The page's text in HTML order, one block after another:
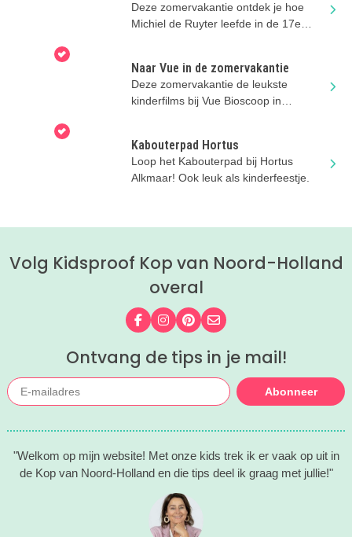
Deze zomervakantie ontdek je hoe
Michiel de Ruyter leefde in de 17e
Naar Vue in de zomervakantie
Deze zomervakantie de leukste
kinderfilms bij Vue Bioscoop in
Kabouterpad Hortus
Loop het Kabouterpad bij Hortus
Alkmaar! Ook leuk als kinderfeestje.
Volg Kidsproof Kop van Noord-Holland
overal
Volg ons op Facebook
Volg ons op Instagram
Volg ons op Pinterest
Mail ons
Ontvang de tips in je mail!
Abonneer
"Welkom op mijn website! Met onze kids trek ik er vaak op uit in
de Kop van Noord-Holland en die tips deel ik graag met jullie!"